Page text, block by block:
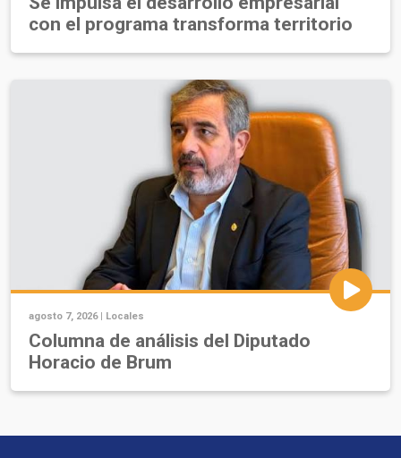
con el programa transforma territorio
agosto 7, 2026 | Locales
Columna de análisis del Diputado
Horacio de Brum